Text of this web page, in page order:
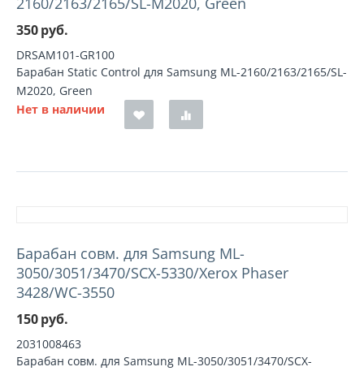
350руб.
DRSAM101-GR100
Барабан Static Control для Samsung ML-2160/2163/2165/SL-
M2020, Green
Нет в наличии
Барабан совм. для Samsung ML-
3050/3051/3470/SCX-5330/Xerox Phaser
3428/WC-3550
150руб.
2031008463
Барабан совм. для Samsung ML-3050/3051/3470/SCX-